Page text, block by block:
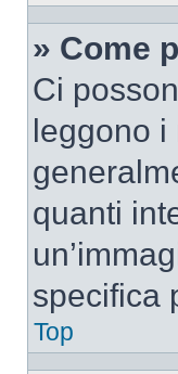
» Come
Ci
leggono i
quanti
specifica
Top